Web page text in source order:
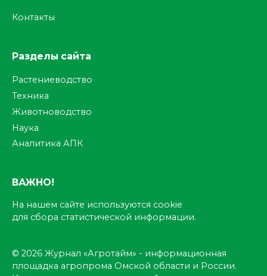
Контакты
Разделы сайта
Растениеводство
Техника
Животноводство
Наука
Аналитика АПК
ВАЖНО!
На нашем сайте используются cookie
для сбора статистической информации.
© 2026 Журнал «Агротайм» - информационная
площадка агропрома Омской области и России.